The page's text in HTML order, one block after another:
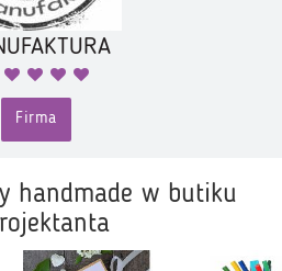
Firma
handmade w butiku